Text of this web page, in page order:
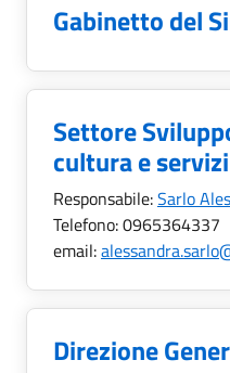
Gabinetto del
Settore
cultura e
Responsabile:Sarlo
Telefono:0965364337
email:
Direzione